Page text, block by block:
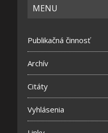
MENU
Publikačná činnosť
Archív
Citáty
Vyhlásenia